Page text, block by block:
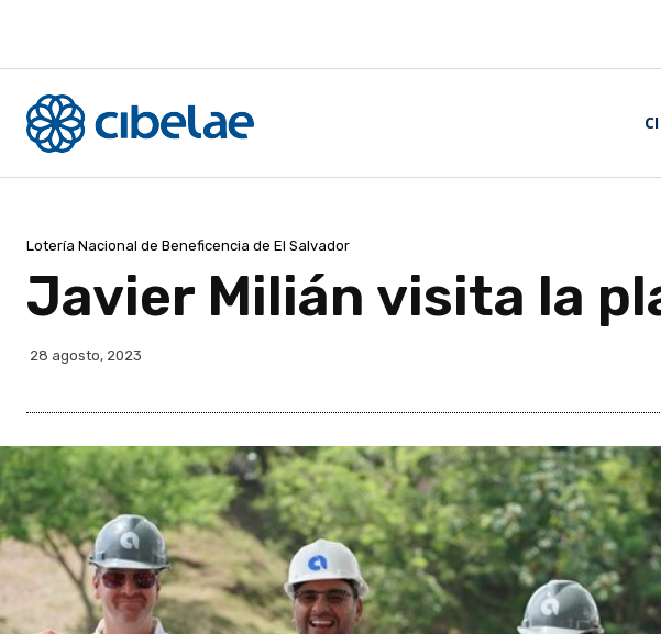
Lotería Nacional de Beneficencia de El Salvador
Javier Milián visita la
28 agosto, 2023